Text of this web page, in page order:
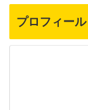
プロフィール